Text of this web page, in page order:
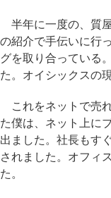
半年に一度の、質
の紹介で手伝いに行
グを取り合っている
た。オイシックスの
これをネットで売
た僕は、ネット上に
出ました。社長もす
されました。オフィ
た。